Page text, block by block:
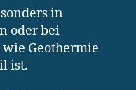
in
oder bei
Geothermie
ist.